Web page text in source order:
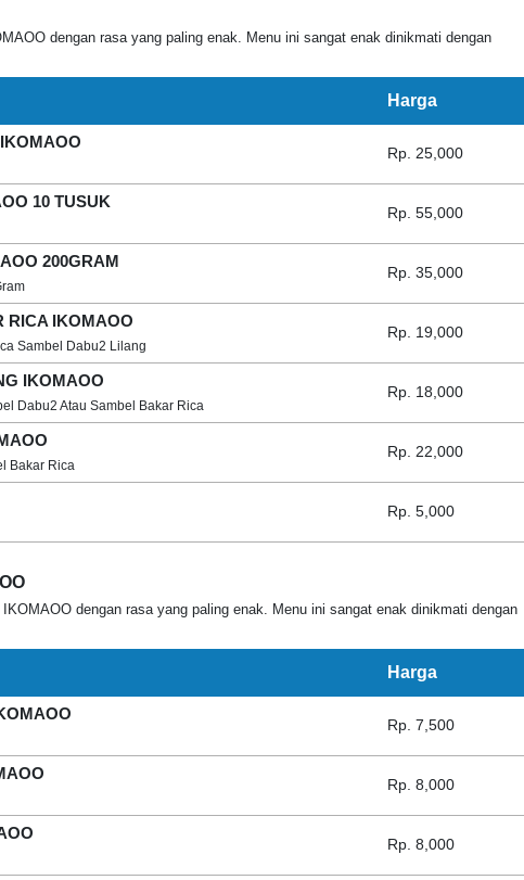
dengan rasa yang paling enak. Menu ini sangat enak dinikmati dengan
Harga
Rp. 25,000
10 TUSUK
Rp. 55,000
200GRAM
Rp. 35,000
RICA IKOMAOO
Sambel Dabu2 Lilang
Rp. 19,000
IKOMAOO
Dabu2 Atau Sambel Bakar Rica
Rp. 18,000
Bakar Rica
Rp. 22,000
Rp. 5,000
dengan rasa yang paling enak. Menu ini sangat enak dinikmati dengan
Harga
Rp. 7,500
Rp. 8,000
Rp. 8,000